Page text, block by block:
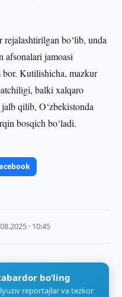
rejalashtirilgan bo‘lib, unda
afsonalari jamoasi
bor. Kutilishicha, mazkur
balki xalqaro
qilib, O‘zbekistonda
bosqich bo‘ladi.
· 10:45
bo‘ling
reportajlar va tezkor